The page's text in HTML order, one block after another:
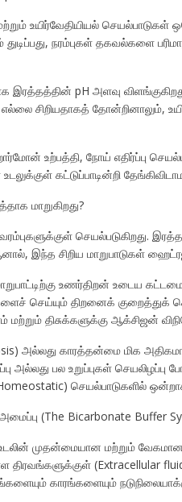
உயிர்வேதியியல் செயல்பாடுகள்
நரம்புகள் தகவல்களை
இரத்தத்தின் pH அளவு
எல்லை சிறியதாகத் தோன்றினாலும்,
உற்பத்தி, நோய் எதிர்ப்பு
கட்டுப்பாடின்றி
மாறுகிறது?
செயல்படுகிறது.
இந்த சிறிய மாறுபாடுகள்
மாறுபாட்டிற்கு உணர்திறன்
செய்யும் திறனைக்
மற்றும் திசுக்களுக்கு ஆக்சிஜன்
அல்லது காரத்தன்மை மிக
அல்லது பல உறுப்புகள்
செயல்பாடுகளில்
(The Bicarbonate Buffer
முதன்மையான மற்றும்
திரவங்களுக்குள் (Extracellular
காரங்களையும்